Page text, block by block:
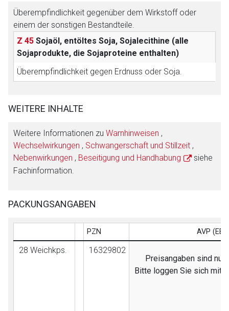
Überempfindlichkeit gegenüber dem Wirkstoff oder
einem der sonstigen Bestandteile.
Z 45 Sojaöl, entöltes Soja, Sojalecithine (alle
Sojaprodukte, die Sojaproteine enthalten)
Überempfindlichkeit gegen Erdnuss oder Soja.
WEITERE INHALTE
Weitere Informationen zu Warnhinweisen ,
Wechselwirkungen , Schwangerschaft und Stillzeit ,
Nebenwirkungen , Beseitigung und Handhabung
siehe
Fachinformation.
PACKUNGSANGABEN
PZN AVP
28 Weichkps.
16329802
Preisangaben sind nur
Bitte loggen Sie sich mit